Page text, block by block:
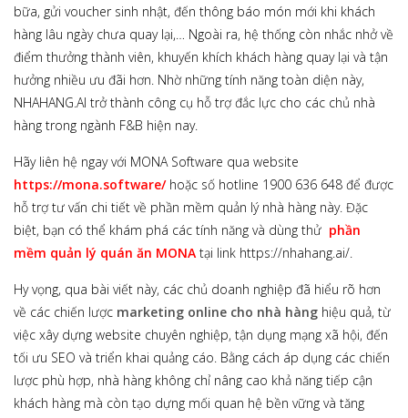
bữa, gửi voucher sinh nhật, đến thông báo món mới khi khách
hàng lâu ngày chưa quay lại,… Ngoài ra, hệ thống còn nhắc nhở về
điểm thưởng thành viên, khuyến khích khách hàng quay lại và tận
hưởng nhiều ưu đãi hơn. Nhờ những tính năng toàn diện này,
NHAHANG.AI trở thành công cụ hỗ trợ đắc lực cho các chủ nhà
hàng trong ngành F&B hiện nay.
Hãy liên hệ ngay với MONA Software qua website
https://mona.software/hoặc số hotline 1900 636 648 để được
hỗ trợ tư vấn chi tiết về phần mềm quản lý nhà hàng này. Đặc
biệt, bạn có thể khám phá các tính năng và dùng thử phần
mềm quản lý quán ăn MONA tại link https://nhahang.ai/.
Hy vọng, qua bài viết này, các chủ doanh nghiệp đã hiểu rõ hơn
về các chiến lược marketing online cho nhà hàng hiệu quả, từ
việc xây dựng website chuyên nghiệp, tận dụng mạng xã hội, đến
tối ưu SEO và triển khai quảng cáo. Bằng cách áp dụng các chiến
lược phù hợp, nhà hàng không chỉ nâng cao khả năng tiếp cận
khách hàng mà còn tạo dựng mối quan hệ bền vững và tăng